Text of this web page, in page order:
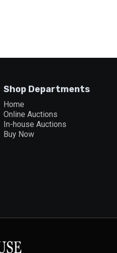
Shop Departments
Home
Online Auctions
In-house Auctions
Buy Now